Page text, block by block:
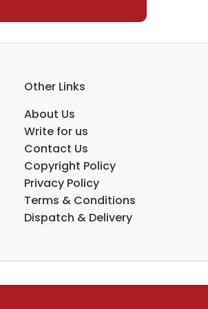
Other Links
About Us
Write for us
Contact Us
Copyright Policy
Privacy Policy
Terms & Conditions
Dispatch & Delivery